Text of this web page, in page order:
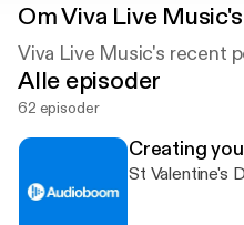
OmViva Live
Viva Live Music's recent
Alle episoder
62 episoder
Creating
St Valentine's